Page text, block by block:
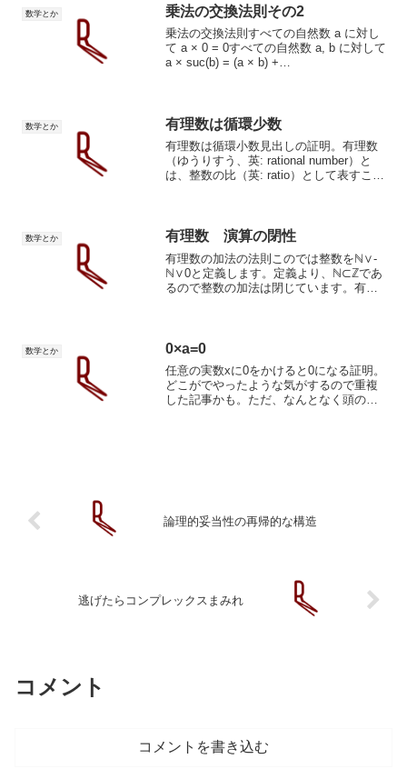
すなわち、集合 S ...
数学とか 乗法の交換法則その2
乗法の交換法則すべての自然数 a に対し
て a × 0 = 0すべての自然数 a, b に対して
a × suc(b) = (a × b) +
数学とか 有理数は循環少数
有理数は循環小数見出しの証明。有理数
（ゆうりすう、英: rational number）と
は、整数の比（英: ratio）として表すこと
数学とか 有理数 演算の閉性
有理数の加法の法則このでは整数をℕ∨-
ℕ∨0と定義します。定義より、ℕ⊂ℤであ
るので整数の加法は閉じています。有理
数学とか 0×a=0
任意の実数xに0をかけると0になる証明。
どこがでやったような気がするので重複
した記事かも。ただ、なんとなく頭の中
論理的妥当性の再帰的な構造
逃げたらコンプレックスまみれ
コメント
コメントを書き込む